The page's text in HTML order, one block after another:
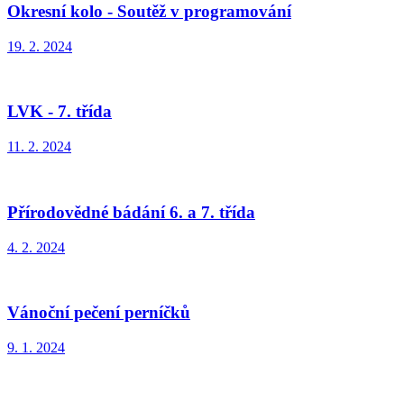
Okresní kolo - Soutěž v programování
19. 2. 2024
LVK - 7. třída
11. 2. 2024
Přírodovědné bádání 6. a 7. třída
4. 2. 2024
Vánoční pečení perníčků
9. 1. 2024